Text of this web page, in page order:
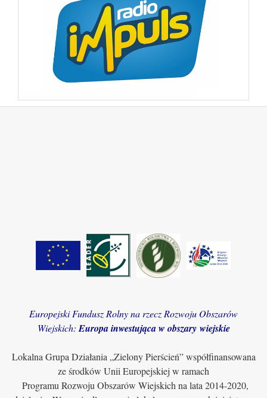
Europejski Fundusz Rolny na rzecz Rozwoju Obszarów
Wiejskich: Europa inwestująca w obszary wiejskie
Lokalna Grupa Działania „Zielony Pierścień” współfinansowana
ze środków Unii Europejskiej w ramach
Programu Rozwoju Obszarów Wiejskich na lata 2014-2020,